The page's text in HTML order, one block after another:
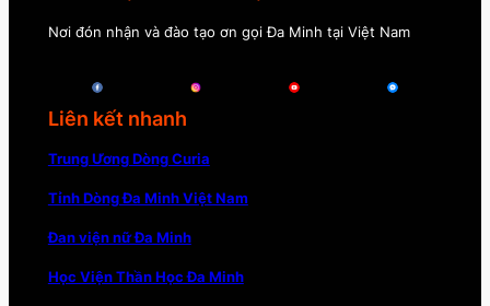
Nơi đón nhận và đào tạo ơn gọi Đa Minh tại Việt Nam
Liên kết nhanh
Trung Ương Dòng Curia
Tỉnh Dòng Đa Minh Việt Nam
Đan viện nữ Đa Minh
Học Viện Thần Học Đa Minh